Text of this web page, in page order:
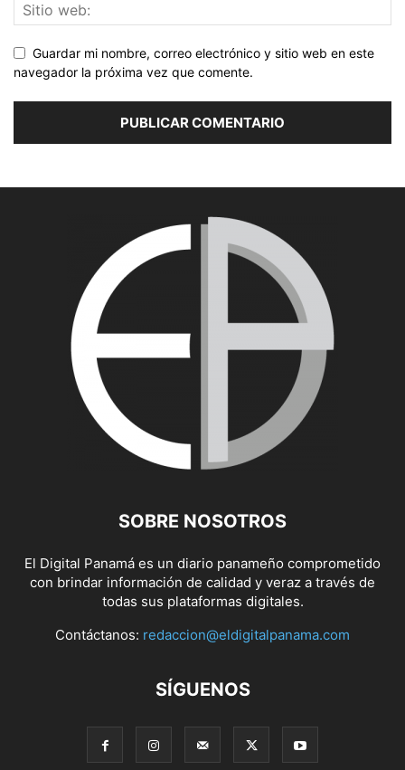
Guardar mi nombre, correo electrónico y sitio web en este
navegador la próxima vez que comente.
SOBRE NOSOTROS
El Digital Panamá es un diario panameño comprometido
con brindar información de calidad y veraz a través de
todas sus plataformas digitales.
Contáctanos: redaccion@eldigitalpanama.com
SÍGUENOS